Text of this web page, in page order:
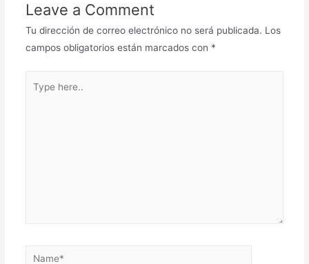
Leave a Comment
Tu dirección de correo electrónico no será publicada. Los
campos obligatorios están marcados con *